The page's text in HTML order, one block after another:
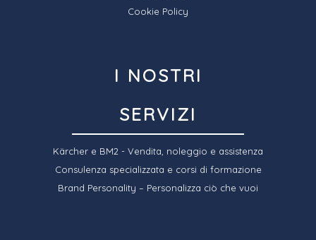
Cookie Policy
I NOSTRI
SERVIZI
Kärcher e BM2 - Vendita, noleggio e assistenza
Consulenza specializzata e corsi di formazione
Brand Personality – Personalizza ciò che vuoi